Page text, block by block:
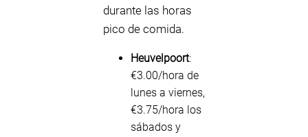
durante las horas
pico de comida.
Heuvelpoort:
€3.00/hora de
lunes a viernes,
€3.75/hora los
sábados y